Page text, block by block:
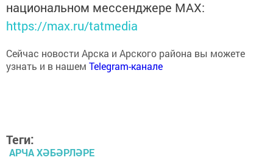
https://max.ru/tatmedia
Сейчас новости Арска и Арского района вы можете
узнать и в нашемTelegram-канале
АРЧА ХӘБӘРЛӘРЕ